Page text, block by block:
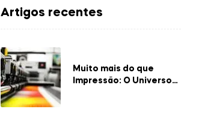
Artigos recentes
Muito mais do que
Impressão: O Universo